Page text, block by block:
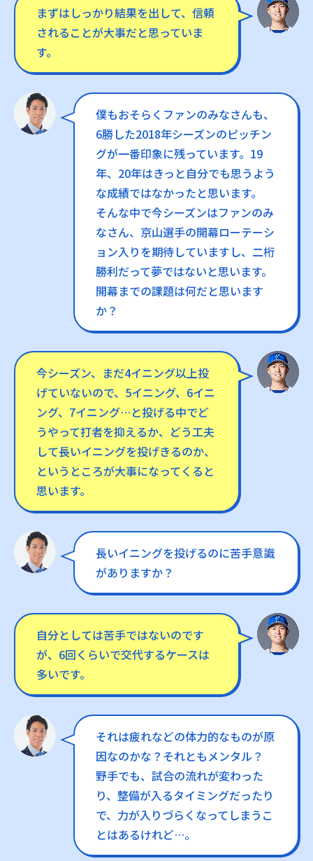
まずはしっかり結果を出して、信頼
されることが大事だと思っていま
す。
僕もおそらくファンのみなさんも、
6勝した2018年シーズンのピッチン
グが一番印象に残っています。19
年、20年はきっと自分でも思うよう
な成績ではなかったと思います。
そんな中で今シーズンはファンのみ
なさん、京山選手の開幕ローテーシ
ョン入りを期待していますし、二桁
勝利だって夢ではないと思います。
開幕までの課題は何だと思います
か？
今シーズン、まだ4イニング以上投
げていないので、5イニング、6イニ
ング、7イニング…と投げる中でど
うやって打者を抑えるか、どう工夫
して長いイニングを投げきるのか、
というところが大事になってくると
思います。
長いイニングを投げるのに苦手意識
がありますか？
自分としては苦手ではないのです
が、6回くらいで交代するケースは
多いです。
それは疲れなどの体力的なものが原
因なのかな？それともメンタル？
野手でも、試合の流れが変わった
り、整備が入るタイミングだったり
で、力が入りづらくなってしまうこ
とはあるけれど…。